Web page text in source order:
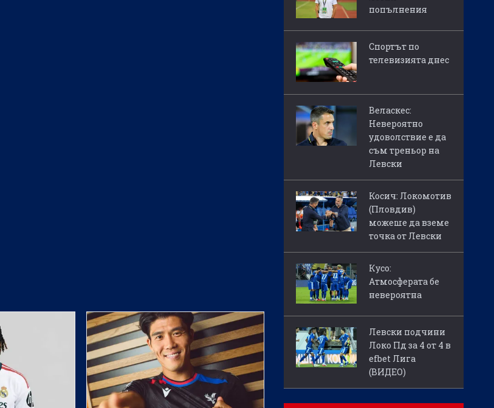
попълнения
Спортът по
телевизията днес
Веласкес:
Невероятно
удоволствие е да
съм треньор на
Левски
Косич: Локомотив
(Пловдив)
можеше да вземе
точка от Левски
Кусо:
Атмосферата бе
невероятна
Левски подчини
Локо Пд за 4 от 4 в
efbet Лига
(ВИДЕО)